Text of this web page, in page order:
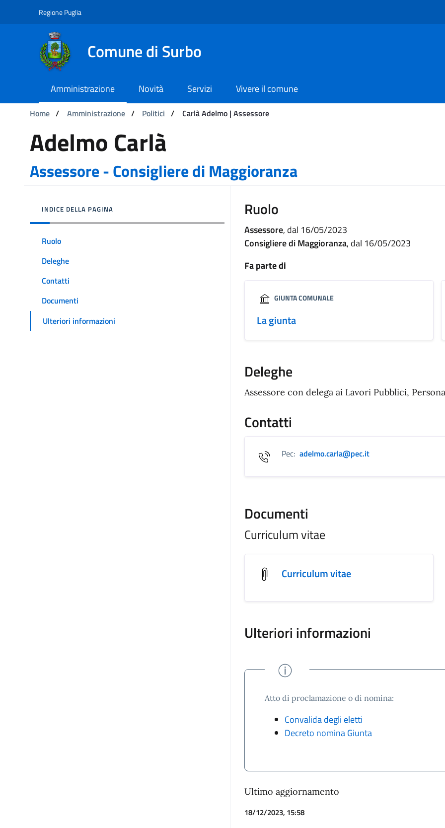
Navigazione
Salta al contenuto
Regione Puglia
Comune di Surbo
Amministrazione Novità Servizi
Vivere il comune
Ti trovi in:
Home / Amministrazione / Politici / Carlà Adelmo | Assessore
Carlà Adelmo | Assessore
Adelmo Carlà
Assessore Consigliere di Maggioranza
INDICE DELLA PAGINA
Ruolo
Deleghe
Contatti
Documenti
Ulteriori informazioni
Ruolo
Assessore, dal 16/05/2023
Consigliere di Maggioranza, dal 16/05/2023
Fa parte di
GIUNTA COMUNALE
La giunta
Deleghe
Assessore con delega ai Lavori Pubblici,
Contatti
Pec: adelmo.carla@pec.it
Documenti
Curriculum vitae
Curriculum vitae
Ulteriori informazioni
Atto di proclamazione o di nomina:
Convalida degli eletti
Decreto nomina Giunta
Ultimo aggiornamento
18/12/2023, 15:58